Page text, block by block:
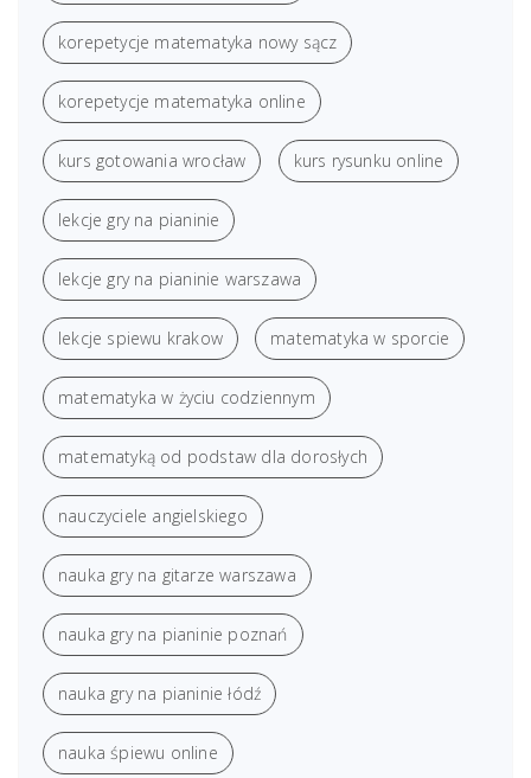
korepetycje matematyka nowy sącz
korepetycje matematyka online
kurs gotowania wrocław kurs rysunku online
lekcje gry na pianinie
lekcje gry na pianinie warszawa
lekcje spiewu krakow matematyka w sporcie
matematyka w życiu codziennym
matematyką od podstaw dla dorosłych
nauczyciele angielskiego
nauka gry na gitarze warszawa
nauka gry na pianinie poznań
nauka gry na pianinie łódź
nauka śpiewu online